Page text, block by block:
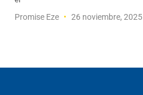
Promise Eze 26 noviembre, 2025